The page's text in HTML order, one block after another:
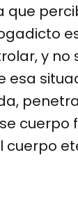
que
y
esa
cuerpo
cuerpo